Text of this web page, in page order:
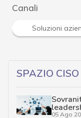
Canali
Soluzioni
SPAZIO CISO
05 Ago